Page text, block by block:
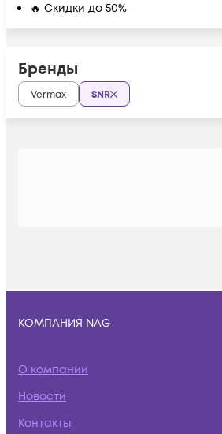
🔥 Скидки до 50%
Бренды
Vermax SNR
КОМПАНИЯ NAG
О компании
Новости
Контакты